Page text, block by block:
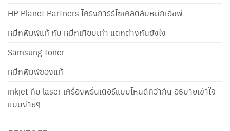
HP Planet Partners โครงการรีไซเคิลตลับหมึกเอชพี
หมึกพิมพ์แท้ กับ หมึกเทียบเท่า แตกต่างกันยังไง
Samsung Toner
หมึกพิมพ์ของแท้
inkjet กับ laser เครื่องพริ้นเตอร์แบบไหนดีกว่ากัน อธิบายเข้าใจ
แบบง่ายๆ